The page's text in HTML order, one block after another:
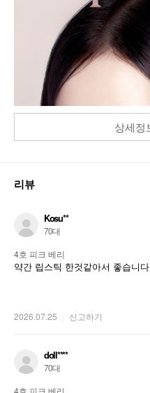
상세정
리뷰
Kosu**
70대
4호 피크 베리
약간 립스틱 한
2026.07.25 신고하기
doll****
70대
4호 피크 베리